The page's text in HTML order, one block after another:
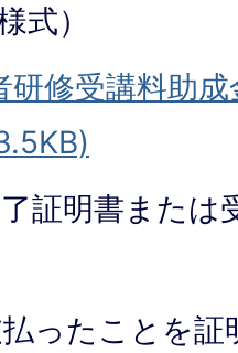
式）
研修受講料助
了証明書また
払ったことを